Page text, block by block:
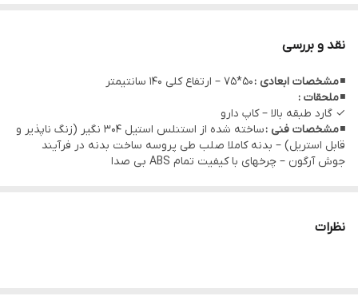
نقد و بررسی
◾مشخصات ابعادی :50*75 – ارتفاع کلی 140 سانتیمتر
◾ملحقات :
✓ گارد طبقه بالا – کاپ دارو
◾مشخصات فنی :
ساخته شده از استنلس استیل 304 نگیر (زنگ ناپذیر و
قابل استریل) – بدنه کاملا صلب طی پروسه ساخت بدنه در فرآیند
جوش آرگون – چرخهای با کیفیت تمام ABS بی صدا
نظرات